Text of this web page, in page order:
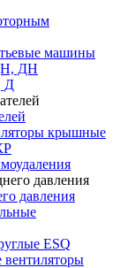
машины
ДН
Д
крышные
давления
ESQ
вентиляторы